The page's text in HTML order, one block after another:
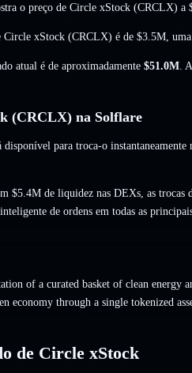
o preço de Circle xStock (CRCLX) a
Circle xStock (CRCLX) é de $3.5M
atual é de aproximadamente $51.0M .
(CRCLX) na Solflare
para troca-o instantaneamente
$5.4M de liquidez nas DEXs, as
de ordens em todas as
of a curated basket of clean energy
economy through a single tokenized
de Circle xStock